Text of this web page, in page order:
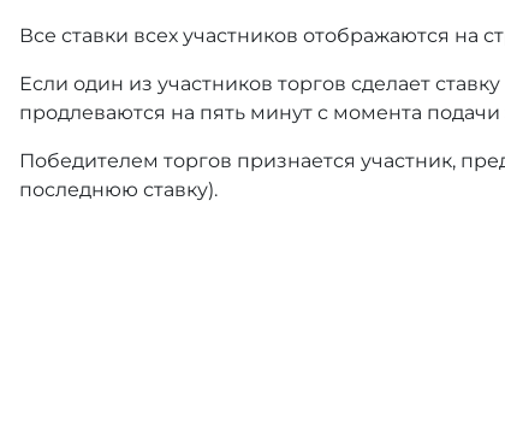
Все ставки всех участников отображаются на
Если один из участников торгов сделает
продлеваются на пять минут с момента
Победителем торгов признается участник,
последнюю ставку).